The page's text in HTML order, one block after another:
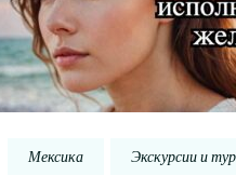
Мексика Экскурсии и